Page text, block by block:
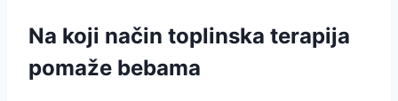
Na koji način toplinska terapija
pomaže bebama